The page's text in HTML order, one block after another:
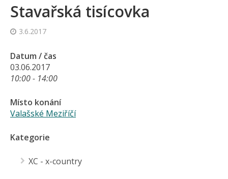
Stavařská tisícovka
3.6.2017
Datum / čas
03.06.2017
10:00 - 14:00
Místo konání
Valašské Meziříčí
Kategorie
XC - x-country